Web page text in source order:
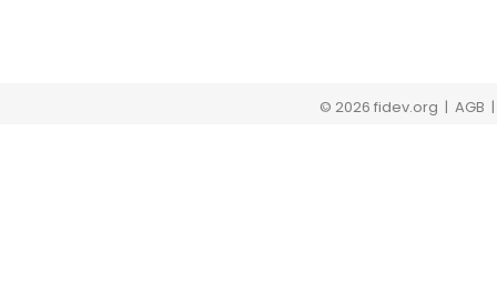
© 2026 fidev.org | AGB